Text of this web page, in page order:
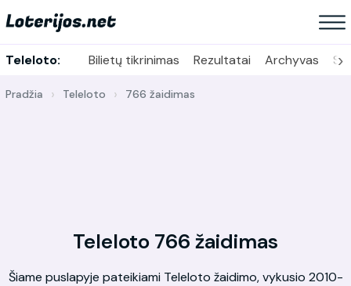
Teleloto: Bilietų tikrinimas Rezultatai Archyvas ›
Pradžia Teleloto 766 žaidimas
Teleloto 766 žaidimas
Šiame puslapyje pateikiami Teleloto žaidimo, vykusio 2010-